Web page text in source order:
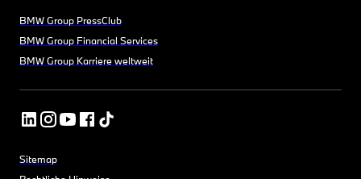
BMW Group PressClub
BMW Group Financial Services
BMW Group Karriere weltweit
Sitemap